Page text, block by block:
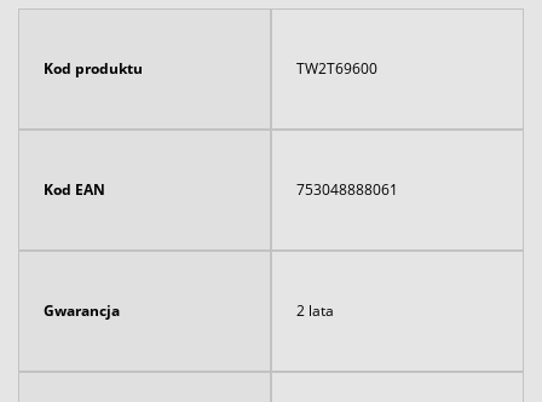
Kod produktu TW2T69600
Kod EAN 753048888061
Gwarancja 2 lata